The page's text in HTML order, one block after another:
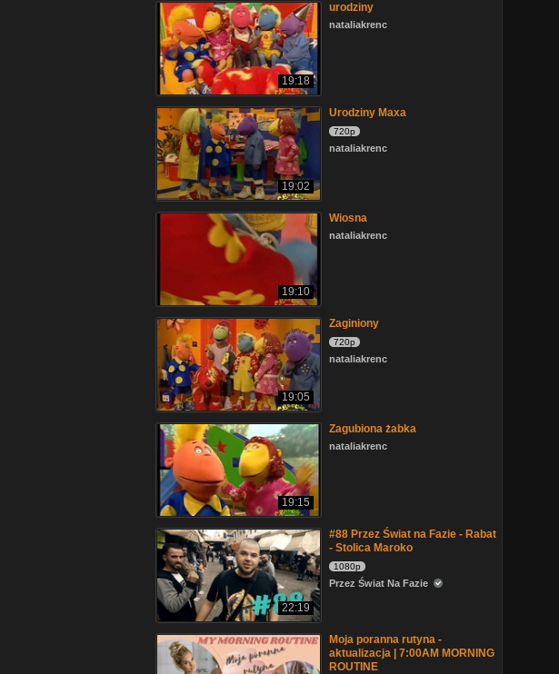
19:18
urodziny
nataliakrenc
19:02
Urodziny Maxa
720p
nataliakrenc
19:10
Wiosna
nataliakrenc
19:05
Zaginiony
720p
nataliakrenc
19:15
Zagubiona żabka
nataliakrenc
22:19
#88 Przez Świat na Fazie - Rabat
- Stolica Maroko
1080p
Przez Świat Na Fazie
Moja poranna rutyna -
aktualizacja | 7:00AM MORNING
ROUTINE